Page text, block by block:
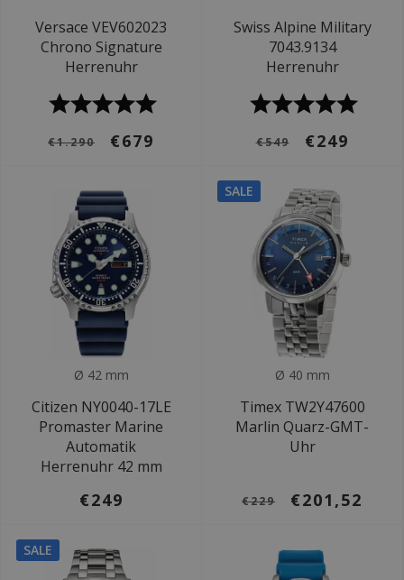
Versace VEV602023
Chrono Signature
Herrenuhr
€1.290 €679
Swiss Alpine Military
7043.9134
Herrenuhr
€549 €249
Ø 42 mm
Citizen NY0040-17LE
Promaster Marine
Automatik
Herrenuhr 42 mm
€249
SALE
Ø 40 mm
Timex TW2Y47600
Marlin Quarz-GMT-
Uhr
€229 €201,52
SALE